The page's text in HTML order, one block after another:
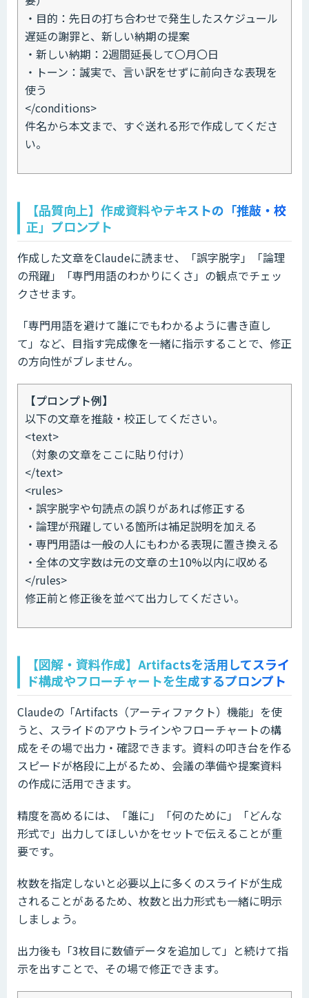
・目的：先日の打ち合わせで発生したスケジュール
遅延の謝罪と、新しい納期の提案
・新しい納期：2週間延長して〇月〇日
・トーン：誠実で、言い訳をせずに前向きな表現を
使う
</conditions>
件名から本文まで、すぐ送れる形で作成してくださ
い。
【品質向上】作成資料やテキストの「推敲・校
正」プロンプト
作成した文章をClaudeに読ませ、「誤字脱字」「論理
の飛躍」「専門用語のわかりにくさ」の観点でチェッ
クさせます。
「専門用語を避けて誰にでもわかるように書き直し
て」など、目指す完成像を一緒に指示することで、修正
の方向性がブレません。
【プロンプト例】
以下の文章を推敲・校正してください。
<text>
（対象の文章をここに貼り付け）
</text>
<rules>
・誤字脱字や句読点の誤りがあれば修正する
・論理が飛躍している箇所は補足説明を加える
・専門用語は一般の人にもわかる表現に置き換える
・全体の文字数は元の文章の±10%以内に収める
</rules>
修正前と修正後を並べて出力してください。
【図解・資料作成】Artifactsを活用してスライ
ド構成やフローチャートを生成するプロンプト
Claudeの「Artifacts（アーティファクト）機能」を使
うと、スライドのアウトラインやフローチャートの構
成をその場で出力・確認できます。資料の叩き台を作る
スピードが格段に上がるため、会議の準備や提案資料
の作成に活用できます。
精度を高めるには、「誰に」「何のために」「どんな
形式で」出力してほしいかをセットで伝えることが重
要です。
枚数を指定しないと必要以上に多くのスライドが生成
されることがあるため、枚数と出力形式も一緒に明示
しましょう。
出力後も「3枚目に数値データを追加して」と続けて指
示を出すことで、その場で修正できます。